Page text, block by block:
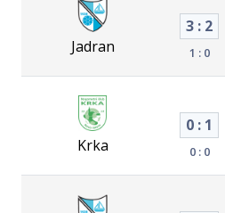
Jadran
3 : 2
1 : 0
Krka
0 : 1
0 : 0